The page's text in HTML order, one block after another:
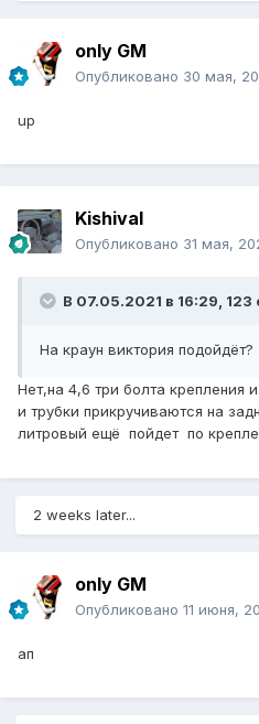
only GM
Опубликовано 30 мая,
up
Kishival
Опубликовано 31 мая,
В 07.05.2021 в 16:29, 123
На краун виктория подойдёт?
Нет,на 4,6 три болта крепления
и трубки прикручиваются на
литровый ещё пойдет по
2 weeks later...
only GM
Опубликовано 11 июня,
ап